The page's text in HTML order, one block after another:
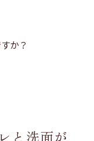
と洗面が